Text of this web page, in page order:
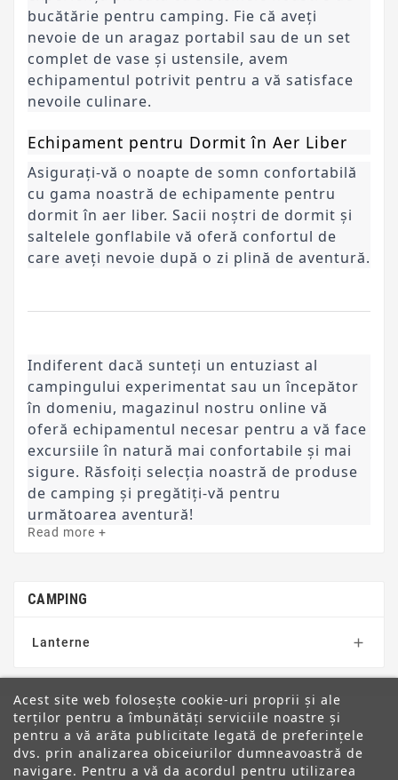
bucătărie pentru camping. Fie că aveți
nevoie de un aragaz portabil sau de un set
complet de vase și ustensile, avem
echipamentul potrivit pentru a vă satisface
nevoile culinare.
Echipament pentru Dormit în Aer Liber
Asigurați-vă o noapte de somn confortabilă
cu gama noastră de echipamente pentru
dormit în aer liber. Sacii noștri de dormit și
saltelele gonflabile vă oferă confortul de
care aveți nevoie după o zi plină de aventură.
Indiferent dacă sunteți un entuziast al
campingului experimentat sau un începător
în domeniu, magazinul nostru online vă
oferă echipamentul necesar pentru a vă face
excursiile în natură mai confortabile și mai
sigure. Răsfoiți selecția noastră de produse
de camping și pregătiți-vă pentru
următoarea aventură!
Read more +
CAMPING
Lanterne 
ANPC
Acest site web folosește cookie-uri proprii și ale
terților pentru a îmbunătăți serviciile noastre și
pentru a vă arăta publicitate legată de preferințele
dvs. prin analizarea obiceiurilor dumneavoastră de
navigare. Pentru a vă da acordul pentru utilizarea